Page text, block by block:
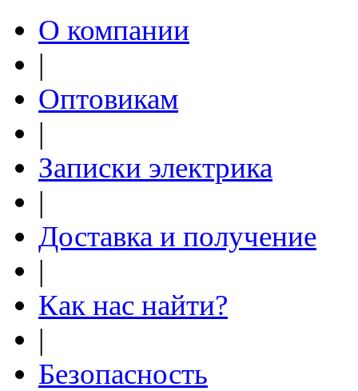
О компании
|
Оптовикам
|
Записки электрика
|
Доставка и получение
|
Как нас найти?
|
Безопасность